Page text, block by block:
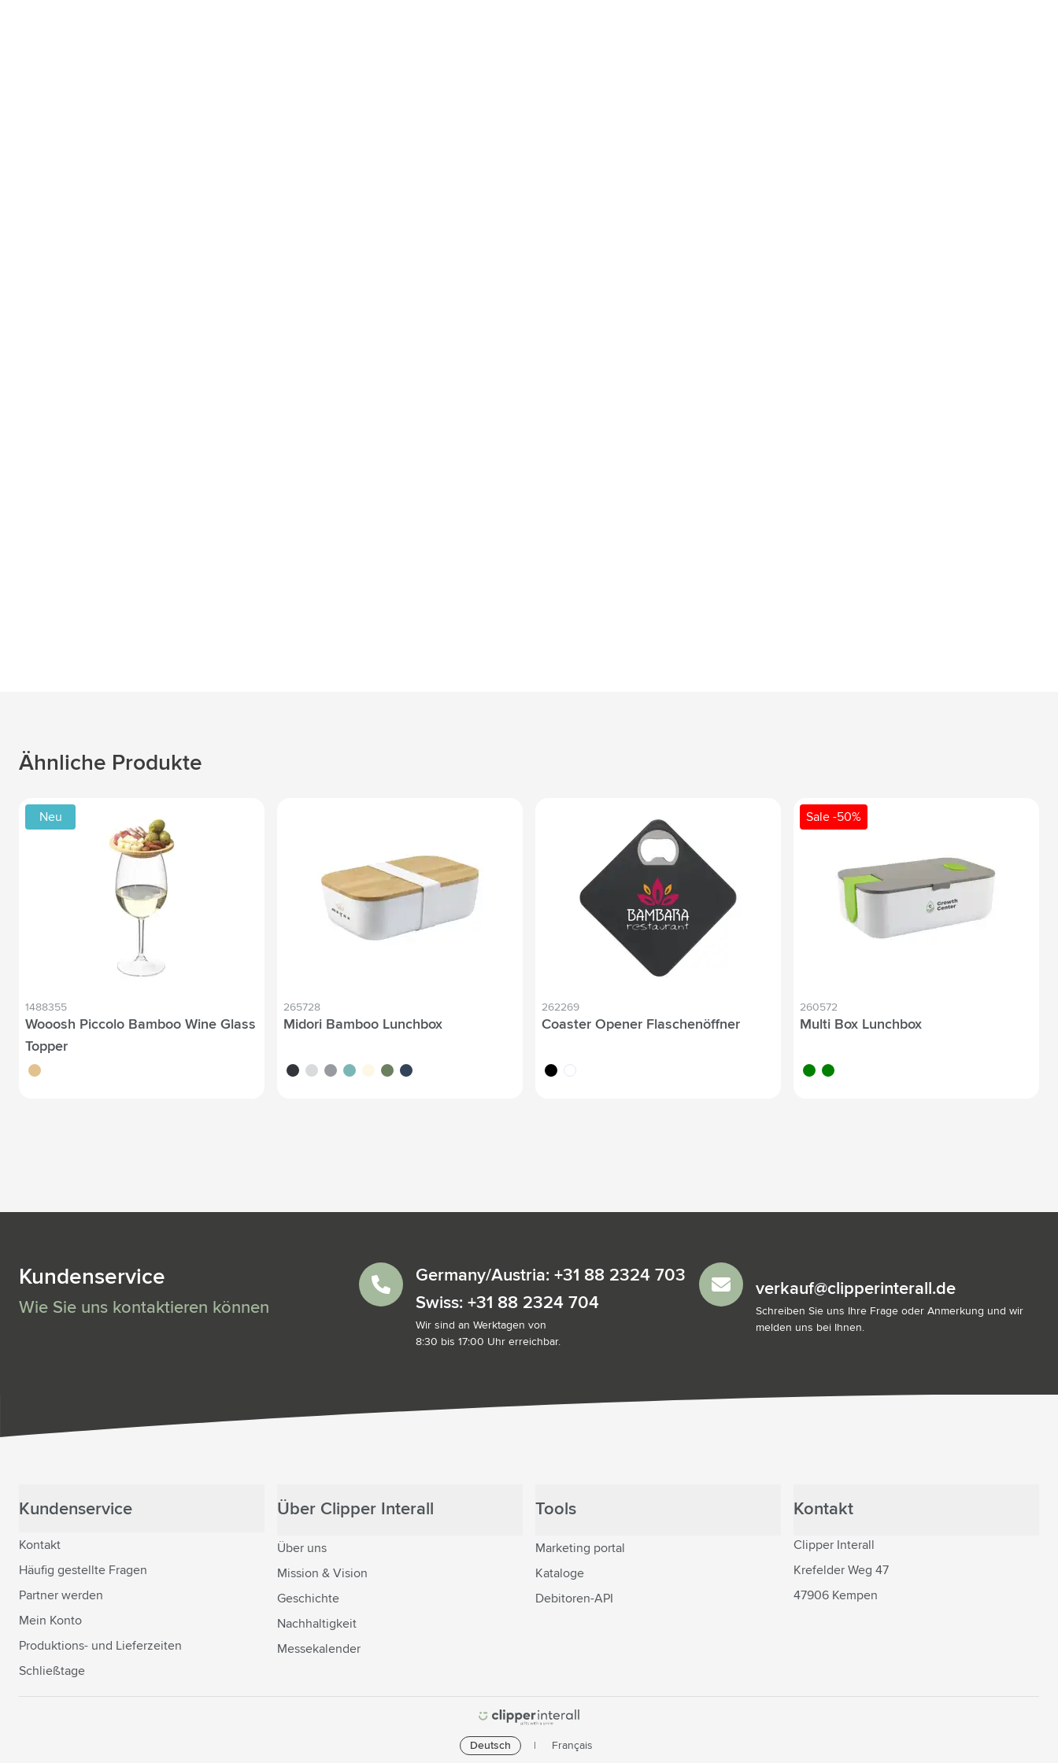
Ähnliche Produkte
Neu
1488355
Wooosh Piccolo Bamboo Wine Glass
Topper
brun bois
265728
Midori Bamboo Lunchbox
noir blancgris pétrolebeigevert foncébleu foncé
262269
Coaster Opener Flaschenöffner
noir blanc
Sale -50%
260572
Multi Box Lunchbox
noir vert
Kundenservice
Wie Sie uns kontaktieren können
Germany/Austria: +31 88 2324 703
Swiss: +31 88 2324 704
Wir sind an Werktagen von
8:30 bis 17:00 Uhr erreichbar.
verkauf@clipperinterall.de
Schreiben Sie uns Ihre Frage oder Anmerkung und wir
melden uns bei Ihnen.
Kundenservice
Kontakt
Häufig gestellte Fragen
Partner werden
Mein Konto
Produktions- und Lieferzeiten
Schließtage
Über Clipper Interall
Über uns
Mission & Vision
Geschichte
Nachhaltigkeit
Messekalender
Tools
Marketing portal
Kataloge
Debitoren-API
Kontakt
Clipper Interall
Krefelder Weg 47
47906 Kempen
Deutsch Français